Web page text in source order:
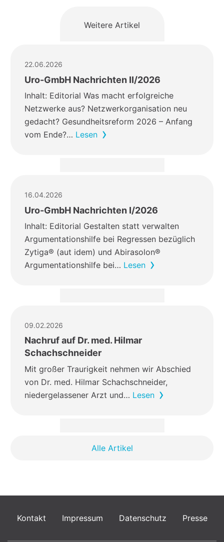
Weitere Artikel
22.06.2026
Uro-GmbH Nachrichten II/2026
Inhalt: Editorial Was macht erfolgreiche
Netzwerke aus? Netzwerkorganisation neu
gedacht? Gesundheitsreform 2026 – Anfang
vom Ende?… Lesen
16.04.2026
Uro-GmbH Nachrichten I/2026
Inhalt: Editorial Gestalten statt verwalten
Argumentationshilfe bei Regressen bezüglich
Zytiga® (aut idem) und Abirasolon®
Argumentationshilfe bei… Lesen
09.02.2026
Nachruf auf Dr. med. Hilmar
Schachschneider
Mit großer Traurigkeit nehmen wir Abschied
von Dr. med. Hilmar Schachschneider,
niedergelassener Arzt und… Lesen
Alle Artikel
Kontakt Impressum Datenschutz Presse